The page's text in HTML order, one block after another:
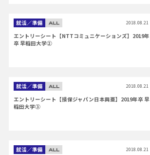
就活／準備 2018.08.21
エントリーシート【NTTコミュニケーションズ】2019年
卒 早稲田大学②
就活／準備 2018.08.21
エントリーシート【損保ジャパン日本興亜】2019年卒 早
稲田大学③
就活／準備 2018.08.21